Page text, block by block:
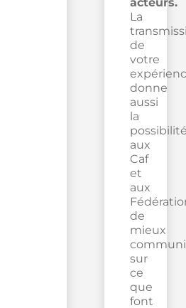
La
de
votre
donne
aussi
la
aux
Caf
et
aux
de
mieux
sur
ce
que
font